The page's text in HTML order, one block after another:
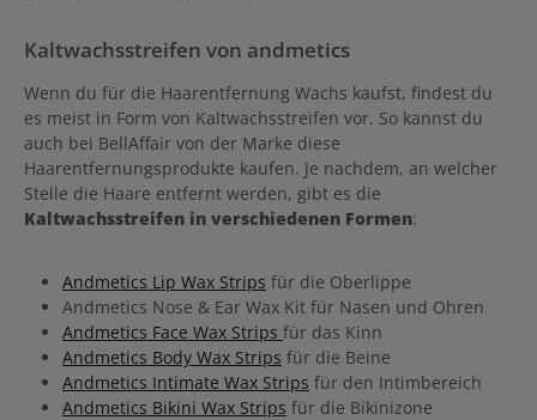
Kaltwachsstreifen von andmetics
Wenn du für die Haarentfernung Wachs kaufst, findest du
es meist in Form von Kaltwachsstreifen vor. So kannst du
auch bei BellAffair von der Marke diese
Haarentfernungsprodukte kaufen. Je nachdem, an welcher
Stelle die Haare entfernt werden, gibt es die
Kaltwachsstreifen in verschiedenen Formen:
Andmetics Lip Wax Strips für die Oberlippe
Andmetics Nose & Ear Wax Kit für Nasen und Ohren
Andmetics Face Wax Strips für das Kinn
Andmetics Body Wax Strips für die Beine
Andmetics Intimate Wax Strips für den Intimbereich
Andmetics Bikini Wax Strips für die Bikinizone